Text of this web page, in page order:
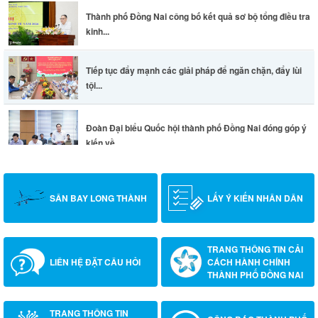
Thành phố Đồng Nai công bố kết quả sơ bộ tổng điều tra
kinh...
Tiếp tục đẩy mạnh các giải pháp để ngăn chặn, đẩy lùi
tội...
Đoàn Đại biểu Quốc hội thành phố Đồng Nai đóng góp ý
kiến về...
SÂN BAY LONG THÀNH LẤY Ý KIẾN NHÂN DÂN
LIÊN HỆ ĐẶT CÂU HỎI
TRANG THÔNG TIN CẢI
CÁCH HÀNH CHÍNH
THÀNH PHỐ ĐỒNG NAI
TRANG THÔNG TIN